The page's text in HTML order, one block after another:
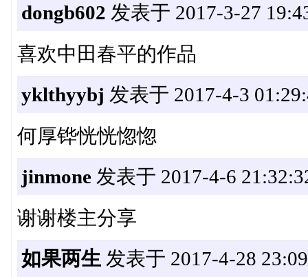
dongb602 发表于 2017-3-27
喜欢中田春平的作品
yklthyybj 发表于 2017-4-3
何厚铧恍恍惚惚
jinmone发表于 2017-4-6
谢谢楼主分享
如果两生发表于 2017-4-28